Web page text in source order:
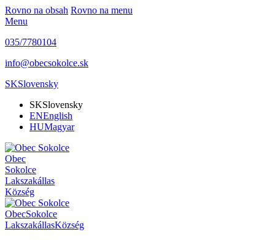
Rovno na obsah Rovno na menu
Menu
035/7780104
info@obecsokolce.sk
SKSlovensky
SKSlovensky
ENEnglish
HUMagyar
Obec
Sokolce
Lakszakállas
Község
ObecSokolce
LakszakállasKözség